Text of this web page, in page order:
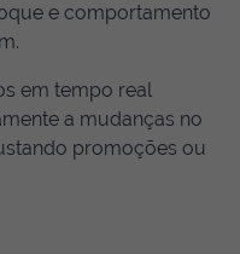
e comportamento
em tempo real
a mudanças no
promoções ou